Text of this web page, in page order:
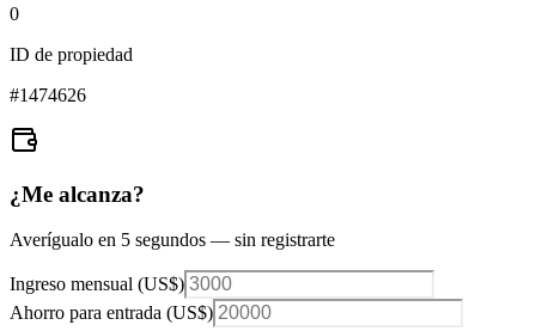
0
ID de propiedad
#1474626
¿Me alcanza?
Averígualo en 5 segundos — sin registrarte
Ingreso mensual (US$)
Ahorro para entrada (US$)